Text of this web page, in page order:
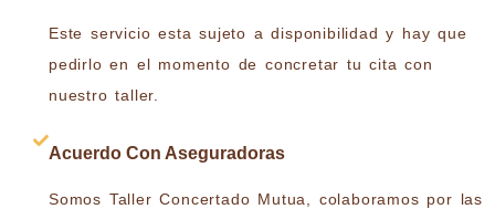
Este servicio esta sujeto a disponibilidad y hay que
pedirlo en el momento de concretar tu cita con
nuestro taller.
Acuerdo Con Aseguradoras
Somos Taller Concertado Mutua, colaboramos por las